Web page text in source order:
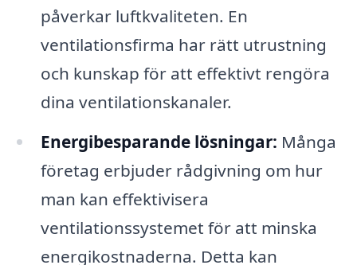
påverkar luftkvaliteten. En
ventilationsfirma har rätt utrustning
och kunskap för att effektivt rengöra
dina ventilationskanaler.
Energibesparande lösningar: Många
företag erbjuder rådgivning om hur
man kan effektivisera
ventilationssystemet för att minska
energikostnaderna. Detta kan